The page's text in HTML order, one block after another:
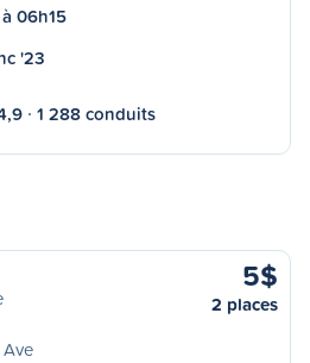
06h15
'23
1 288 conduits
5$
2 places